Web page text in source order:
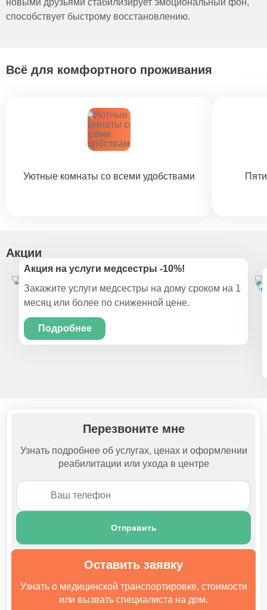
новыми друзьями стабилизирует эмоциональный фон,
способствует быстрому восстановлению.
Всё для комфортного проживания
Уютные комнаты со всеми удобствами
Акции
Акция на услуги медсестры -10%!
Закажите услуги медсестры на дому сроком на 1
месяц или более по сниженной цене.
Подробнее
Перезвоните мне
Узнать подробнее об услугах, ценах и оформлении
реабилитации или ухода в центре
Отправить
Оставить заявку
Узнать о медицинской транспортировке, стоимости
или вызвать специалиста на дом.